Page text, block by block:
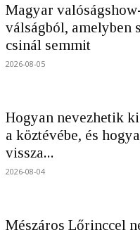
Magyar
válságból, amelyben
csinál semmit
2026-08-05
Hogyan nevezhetik
a köztévébe, és
vissza...
2026-08-04
Mészáros Lőrinccel